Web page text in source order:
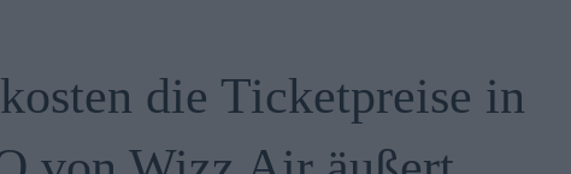
die Ticketpreise in